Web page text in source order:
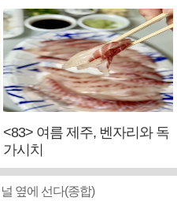
<83> 여름 제주, 벤자리와 독
가시치
옆에 선다(종합)